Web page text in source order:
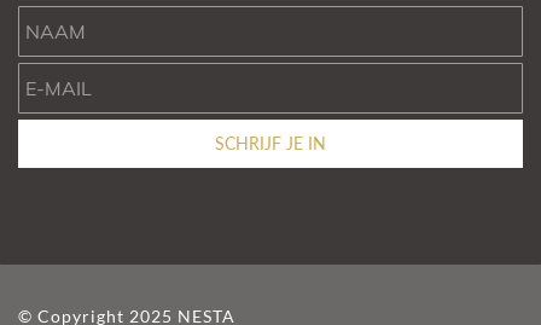
SCHRIJF JE IN
© Copyright 2025 NESTA